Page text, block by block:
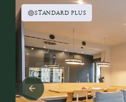
STANDARD PLUS
Previous